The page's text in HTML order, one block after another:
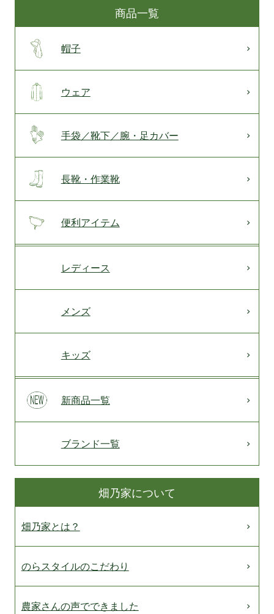
商品一覧
帽子
ウェア
手袋／靴下／腕・足カバー
長靴・作業靴
便利アイテム
レディース
メンズ
キッズ
新商品一覧
ブランド一覧
畑乃家について
畑乃家とは？
のらスタイルのこだわり
農家さんの声でできました